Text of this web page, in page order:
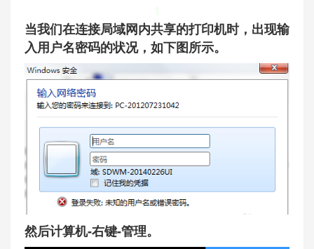
当我们在连接局域网内共享的打印机时，出现输
入用户名密码的状况，如下图所示。
然后计算机-右键-管理。